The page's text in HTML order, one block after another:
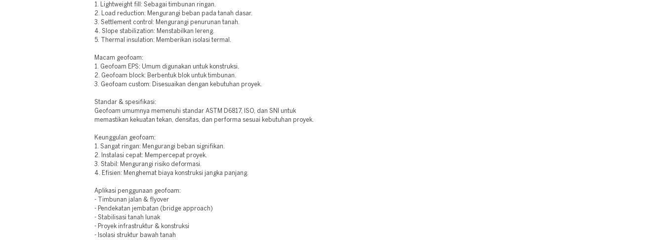
1. Lightweight fill: Sebagai timbunan ringan.
2. Load reduction: Mengurangi beban pada tanah dasar.
3. Settlement control: Mengurangi penurunan tanah.
4. Slope stabilization: Menstabilkan lereng.
5. Thermal insulation: Memberikan isolasi termal.
Macam geofoam:
1. Geofoam EPS: Umum digunakan untuk konstruksi.
2. Geofoam block: Berbentuk blok untuk timbunan.
3. Geofoam custom: Disesuaikan dengan kebutuhan proyek.
Standar & spesifikasi:
Geofoam umumnya memenuhi standar ASTM D6817, ISO, dan SNI untuk
memastikan kekuatan tekan, densitas, dan performa sesuai kebutuhan proyek.
Keunggulan geofoam:
1. Sangat ringan: Mengurangi beban signifikan.
2. Instalasi cepat: Mempercepat proyek.
3. Stabil: Mengurangi risiko deformasi.
4. Efisien: Menghemat biaya konstruksi jangka panjang.
Aplikasi penggunaan geofoam:
- Timbunan jalan & flyover
- Pendekatan jembatan (bridge approach)
- Stabilisasi tanah lunak
- Proyek infrastruktur & konstruksi
- Isolasi struktur bawah tanah